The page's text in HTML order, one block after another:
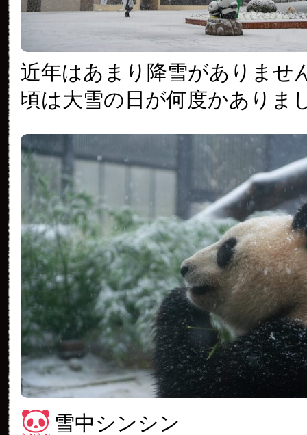
近年はあまり降雪がありませ
頃は大雪の日が何度かありま
雪中シンシン